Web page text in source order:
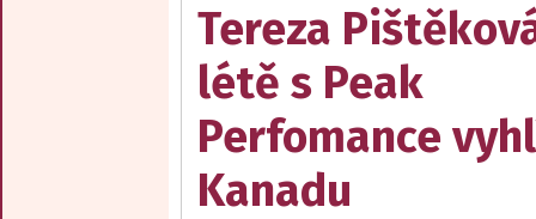
Tereza
létě s Peak
Perfomance
Kanadu